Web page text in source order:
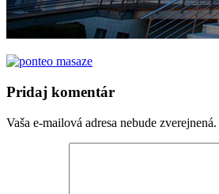
Pridaj komentár
Vaša e-mailová adresa nebude zverejnená.